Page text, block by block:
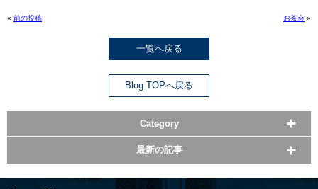
« 前の投稿 お茶会 »
一覧へ戻る
Blog TOPへ戻る
Category
最新の記事